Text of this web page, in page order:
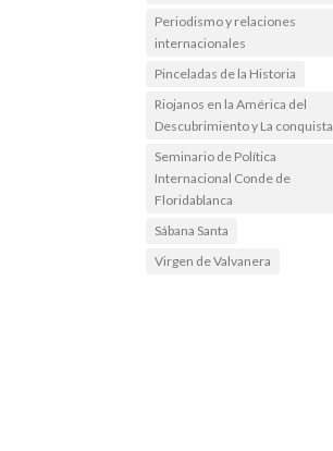
Periodismo y relaciones
internacionales
Pinceladas de la Historia
Riojanos en la América del
Descubrimiento y La conquista
Seminario de Política
Internacional Conde de
Floridablanca
Sábana Santa
Virgen de Valvanera